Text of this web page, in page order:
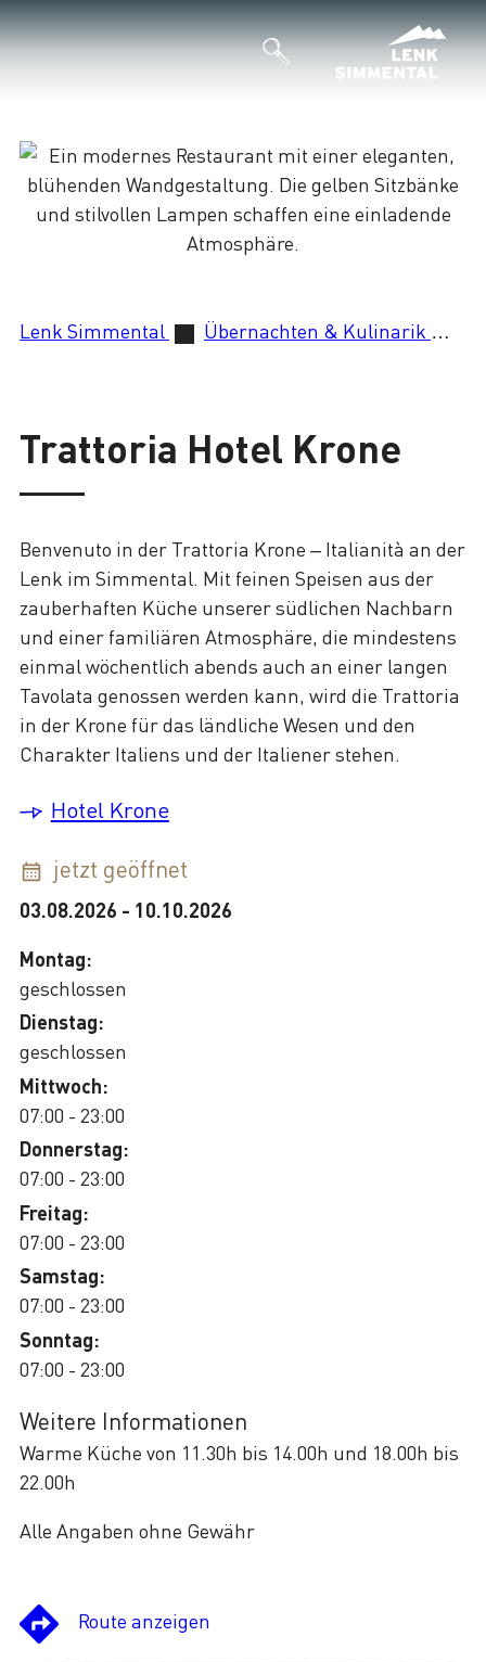
Lade
Lenk Simmental Übernachten & Kulinarik
Trattoria Hotel Krone
Benvenuto in der Trattoria Krone – Italianità an der
Lenk im Simmental. Mit feinen Speisen aus der
zauberhaften Küche unserer südlichen Nachbarn
und einer familiären Atmosphäre, die mindestens
einmal wöchentlich abends auch an einer langen
Tavolata genossen werden kann, wird die Trattoria
in der Krone für das ländliche Wesen und den
Charakter Italiens und der Italiener stehen.
Hotel Krone
Route anzeigen
jetzt geöffnet
03.08.2026 - 10.10.2026
Montag:
geschlossen
Dienstag:
geschlossen
Mittwoch:
07:00 - 23:00
Donnerstag:
07:00 - 23:00
Freitag:
07:00 - 23:00
Samstag:
07:00 - 23:00
Sonntag:
07:00 - 23:00
Weitere Informationen
Warme Küche von 11.30h bis 14.00h und 18.00h bis
22.00h
Alle Angaben ohne Gewähr